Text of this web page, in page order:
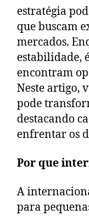
estratégia
que buscam
mercados.
estabilidade,
encontram
Neste artigo,
pode
destacando
enfrentar os
Por que
A
para